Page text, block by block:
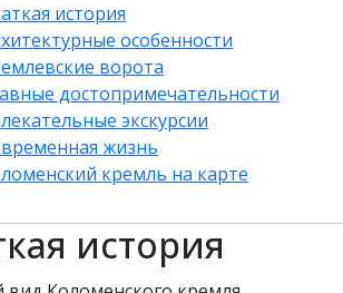
история
особенности
ворота
достопримечательности
экскурсии
жизнь
кремль на карте
история